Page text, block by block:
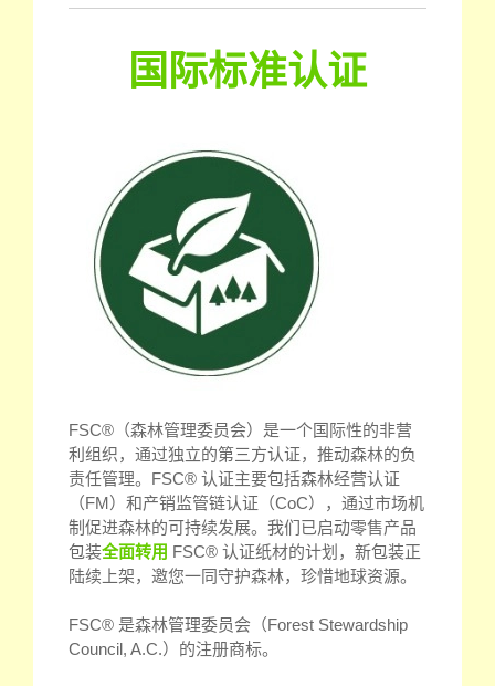
国际标准认证
FSC®（森林管理委员会）是一个国际性的非营
利组织，通过独立的第三方认证，推动森林的负
责任管理。FSC® 认证主要包括森林经营认证
（FM）和产销监管链认证（CoC），通过市场机
制促进森林的可持续发展。我们已启动零售产品
包装全面转用 FSC® 认证纸材的计划，新包装正
陆续上架，邀您一同守护森林，珍惜地球资源。
FSC® 是森林管理委员会（Forest Stewardship
Council, A.C.）的注册商标。